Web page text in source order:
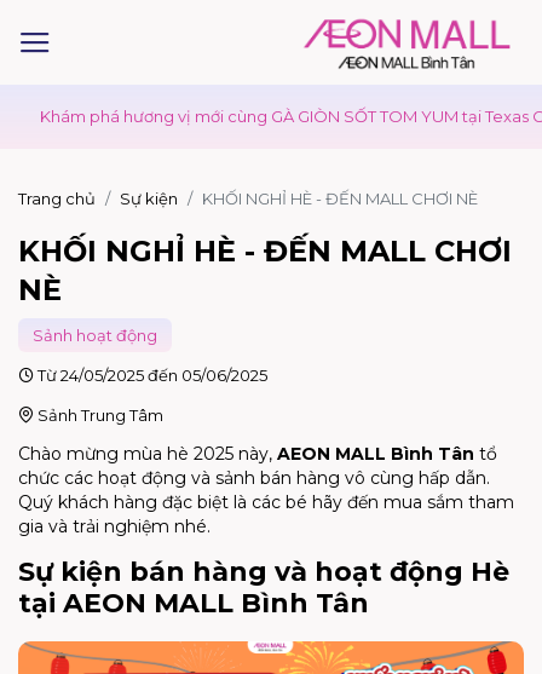
phá hương vị mới cùng GÀ GIÒN SỐT TOM YUM tại Texas Chicken.
Trang chủ Sự kiện KHỐI NGHỈ HÈ - ĐẾN MALL CHƠI NÈ
KHỐI NGHỈ HÈ - ĐẾN MALL CHƠI
NÈ
Sảnh hoạt động
Từ 24/05/2025 đến 05/06/2025
Sảnh Trung Tâm
Chào mừng mùa hè 2025 này, AEON MALL Bình Tân tổ
chức các hoạt động và sảnh bán hàng vô cùng hấp dẫn.
Quý khách hàng đặc biệt là các bé hãy đến mua sắm tham
gia và trải nghiệm nhé.
Sự kiện bán hàng và hoạt động Hè
tại AEON MALL Bình Tân